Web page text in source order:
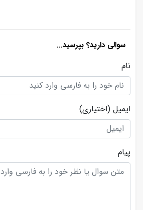
سوالی دارید؟ بپرسید...
نام
ایمیل (اختیاری)
پیام